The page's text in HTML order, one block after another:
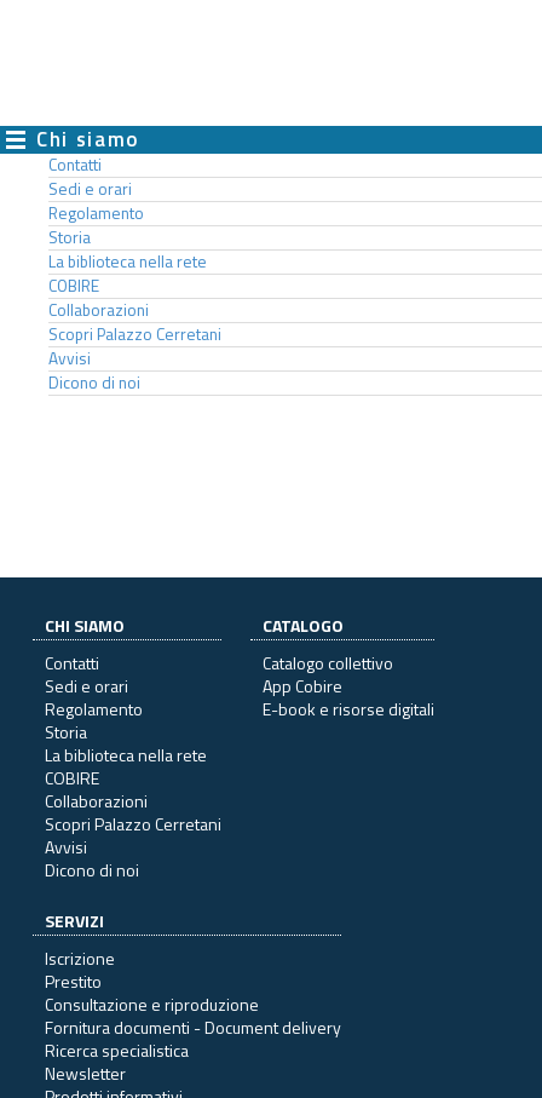
Chi siamo
Contatti
Sedi e orari
Regolamento
Storia
La biblioteca nella rete
COBIRE
Collaborazioni
Scopri Palazzo Cerretani
Avvisi
Dicono di noi
CHI SIAMO
Contatti
Sedi e orari
Regolamento
Storia
La biblioteca nella rete
COBIRE
Collaborazioni
Scopri Palazzo Cerretani
Avvisi
Dicono di noi
CATALOGO
Catalogo collettivo
App Cobire
E-book e risorse digitali
SERVIZI
Iscrizione
Prestito
Consultazione e riproduzione
Fornitura documenti - Document delivery
Ricerca specialistica
Newsletter